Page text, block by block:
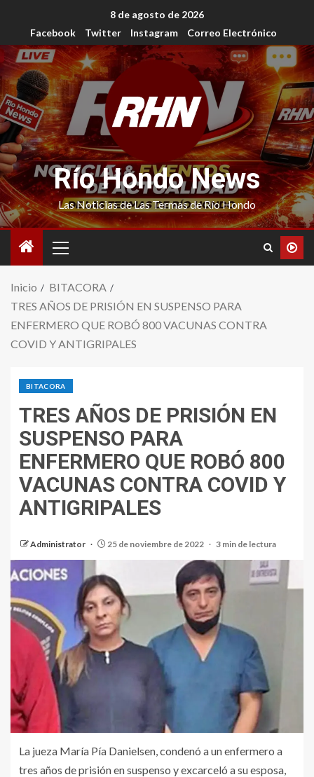
8 de agosto de 2026
Facebook
Twitter Instagram Correo Electrónico
Río Hondo News
Las Noticias de Las Termas de Río Hondo
Inicio
BITACORA
TRES AÑOS DE PRISIÓN EN SUSPENSO PARA
ENFERMERO QUE ROBÓ 800 VACUNAS CONTRA
COVID Y ANTIGRIPALES
BITACORA
TRES AÑOS DE PRISIÓN EN
SUSPENSO PARA
ENFERMERO QUE ROBÓ 800
VACUNAS CONTRA COVID Y
ANTIGRIPALES
Administrator 25 de noviembre de 2022 3 min de lectura
La jueza María Pía Danielsen, condenó a un enfermero a
tres años de prisión en suspenso y excarceló a su esposa,